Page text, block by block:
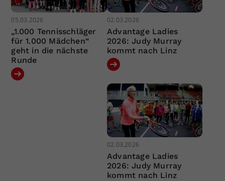
05.03.2026
„1.000 Tennisschläger
für 1.000 Mädchen“
geht in die nächste
Runde
02.03.2026
Advantage Ladies
2026: Judy Murray
kommt nach Linz
02.03.2026
Advantage Ladies
2026: Judy Murray
kommt nach Linz